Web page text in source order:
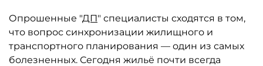
Опрошенные "ДП" специалисты сходятся в том,
что вопрос синхронизации жилищного и
транспортного планирования — один из самых
болезненных. Сегодня жильё почти всегда